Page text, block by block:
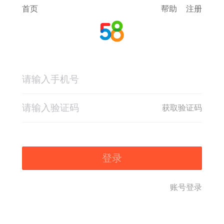
首页 帮助 注册
获取验证码
登录
账号登录